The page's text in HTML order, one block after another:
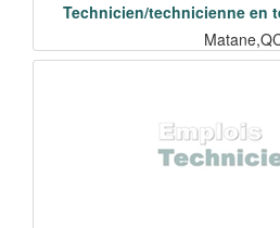
Technicien/technicienne en